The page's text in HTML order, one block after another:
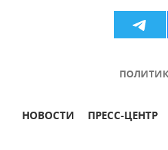
НОВОСТИ ПРЕСС-ЦЕНТР